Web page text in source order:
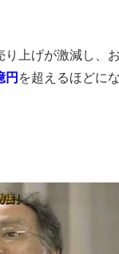
り上げが激減し、
円 を超えるほどに